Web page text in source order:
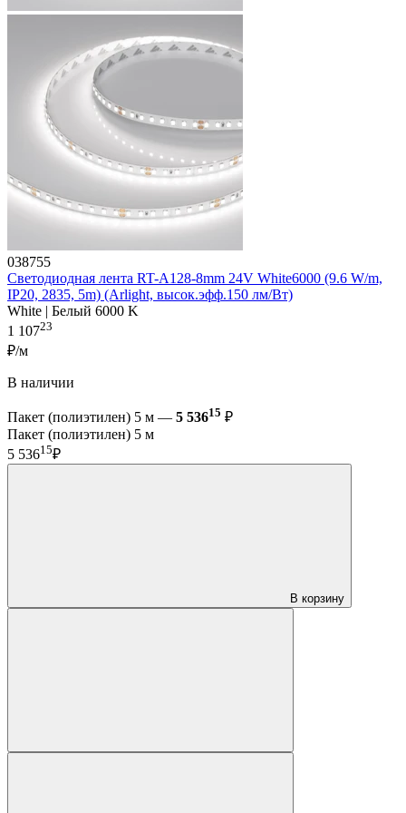
038755
Светодиодная лента RT-A128-8mm 24V White6000 (9.6 W/m,
IP20, 2835, 5m) (Arlight, высок.эфф.150 лм/Вт)
White | Белый 6000 K
1 10723
₽/м
В наличии
Пакет (полиэтилен) 5 м — 5 53615 ₽
Пакет (полиэтилен) 5 м
5 53615₽
В корзину